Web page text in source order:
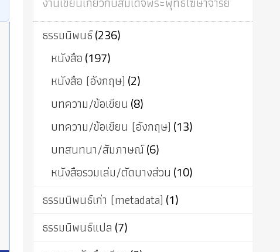
ธรรมนิพนธ์(236)
หนังสือ(197)
หนังสือ (อังกฤษ) (2)
บทความ/ข้อเขียน (8)
บทความ/ข้อเขียน (อังกฤษ) (13)
บทสนทนา/สัมภาษณ์(6)
หนังสือรวมเล่ม/ตัดบางส่วน (10)
ธรรมนิพนธ์เก่า (metadata) (1)
ธรรมนิพนธ์แปล (7)